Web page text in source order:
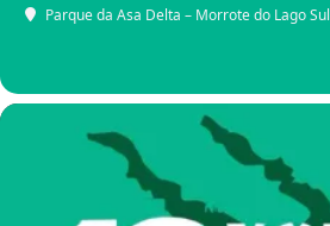
Parque da Asa Delta – Morrote do Lago Sul